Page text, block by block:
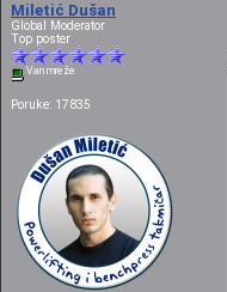
Miletić Dušan
Global Moderator
Top poster
Van mreže
Poruke: 17835